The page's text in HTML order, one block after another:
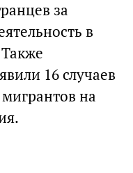
за
в
16 случаев
на